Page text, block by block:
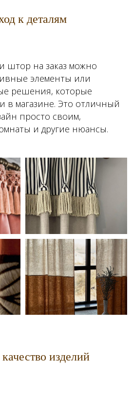
к деталям
штор на заказ можно
элементы или
решения, которые
в магазине. Это отличный
просто своим,
и другие нюансы.
изделий